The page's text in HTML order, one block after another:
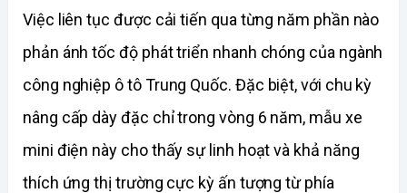
Việc liên tục được cải tiến qua từng năm phần nào
phản ánh tốc độ phát triển nhanh chóng của ngành
công nghiệp ô tô Trung Quốc. Đặc biệt, với chu kỳ
nâng cấp dày đặc chỉ trong vòng 6 năm, mẫu xe
mini điện này cho thấy sự linh hoạt và khả năng
thích ứng thị trường cực kỳ ấn tượng từ phía